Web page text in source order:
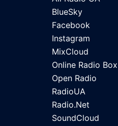
BlueSky
Facebook
Instagram
MixCloud
Online Radio Box
Open Radio
RadioUA
Radio.Net
SoundCloud